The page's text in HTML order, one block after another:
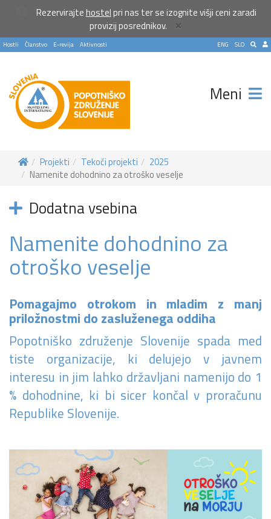
Rezervirajtehostelpri nas ter se izognite višji ceni zaradi
provizij posrednikov.
×
Hostli Članstvo E-revija Aktivnosti SLO
ENG
Meni
Projekti Tekoči projekti
2025
Namenite dohodnino za otroško veselje
Dodatna vsebina
Namenite dohodnino za
otroško veselje
Pomagajmo otrokom in mladim z manj
priložnostmi do zasluženega oddiha
Popotniško združenje Slovenije spada med
tiste organizacije, ki delujejo v javnem
interesu in jim lahko državljani namenijo do 1
% dohodnine, ki bi sicer končal v proračunu
Republike Slovenije.